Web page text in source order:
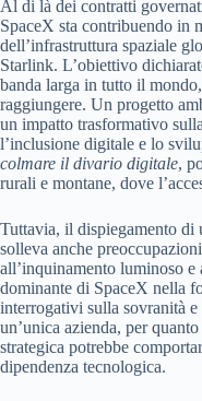
Al di là dei contratti
SpaceX sta contribuendo in
dell’infrastruttura spaziale
Starlink. L’obiettivo
banda larga in tutto il
raggiungere. Un progetto
un impatto trasformativo
l’inclusione digitale e lo
colmare il divario digitale,
rurali e montane, dove
Tuttavia, il dispiegamento di
solleva anche
all’inquinamento luminoso
dominante di SpaceX nella
interrogativi sulla sovranità
un’unica azienda, per
strategica potrebbe
dipendenza tecnologica.